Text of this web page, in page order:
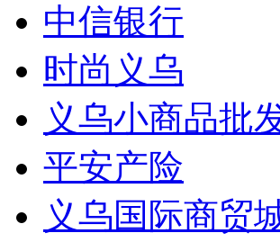
中信银行
时尚义乌
义乌小商品批
平安产险
义乌国际商贸